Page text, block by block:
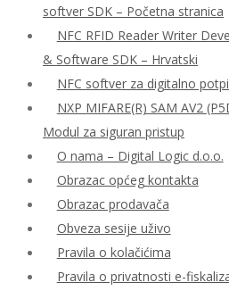
softver SDK – Početna stranica
NFC RFID Reader Writer
& Software SDK – Hrvatski
NFC softver za digitalno
NXP MIFARE(R) SAM AV2
Modul za siguran pristup
O nama – Digital Logic d.o.o.
Obrazac općeg kontakta
Obrazac prodavača
Obveza sesije uživo
Pravila o kolačićima
Pravila o privatnosti e-